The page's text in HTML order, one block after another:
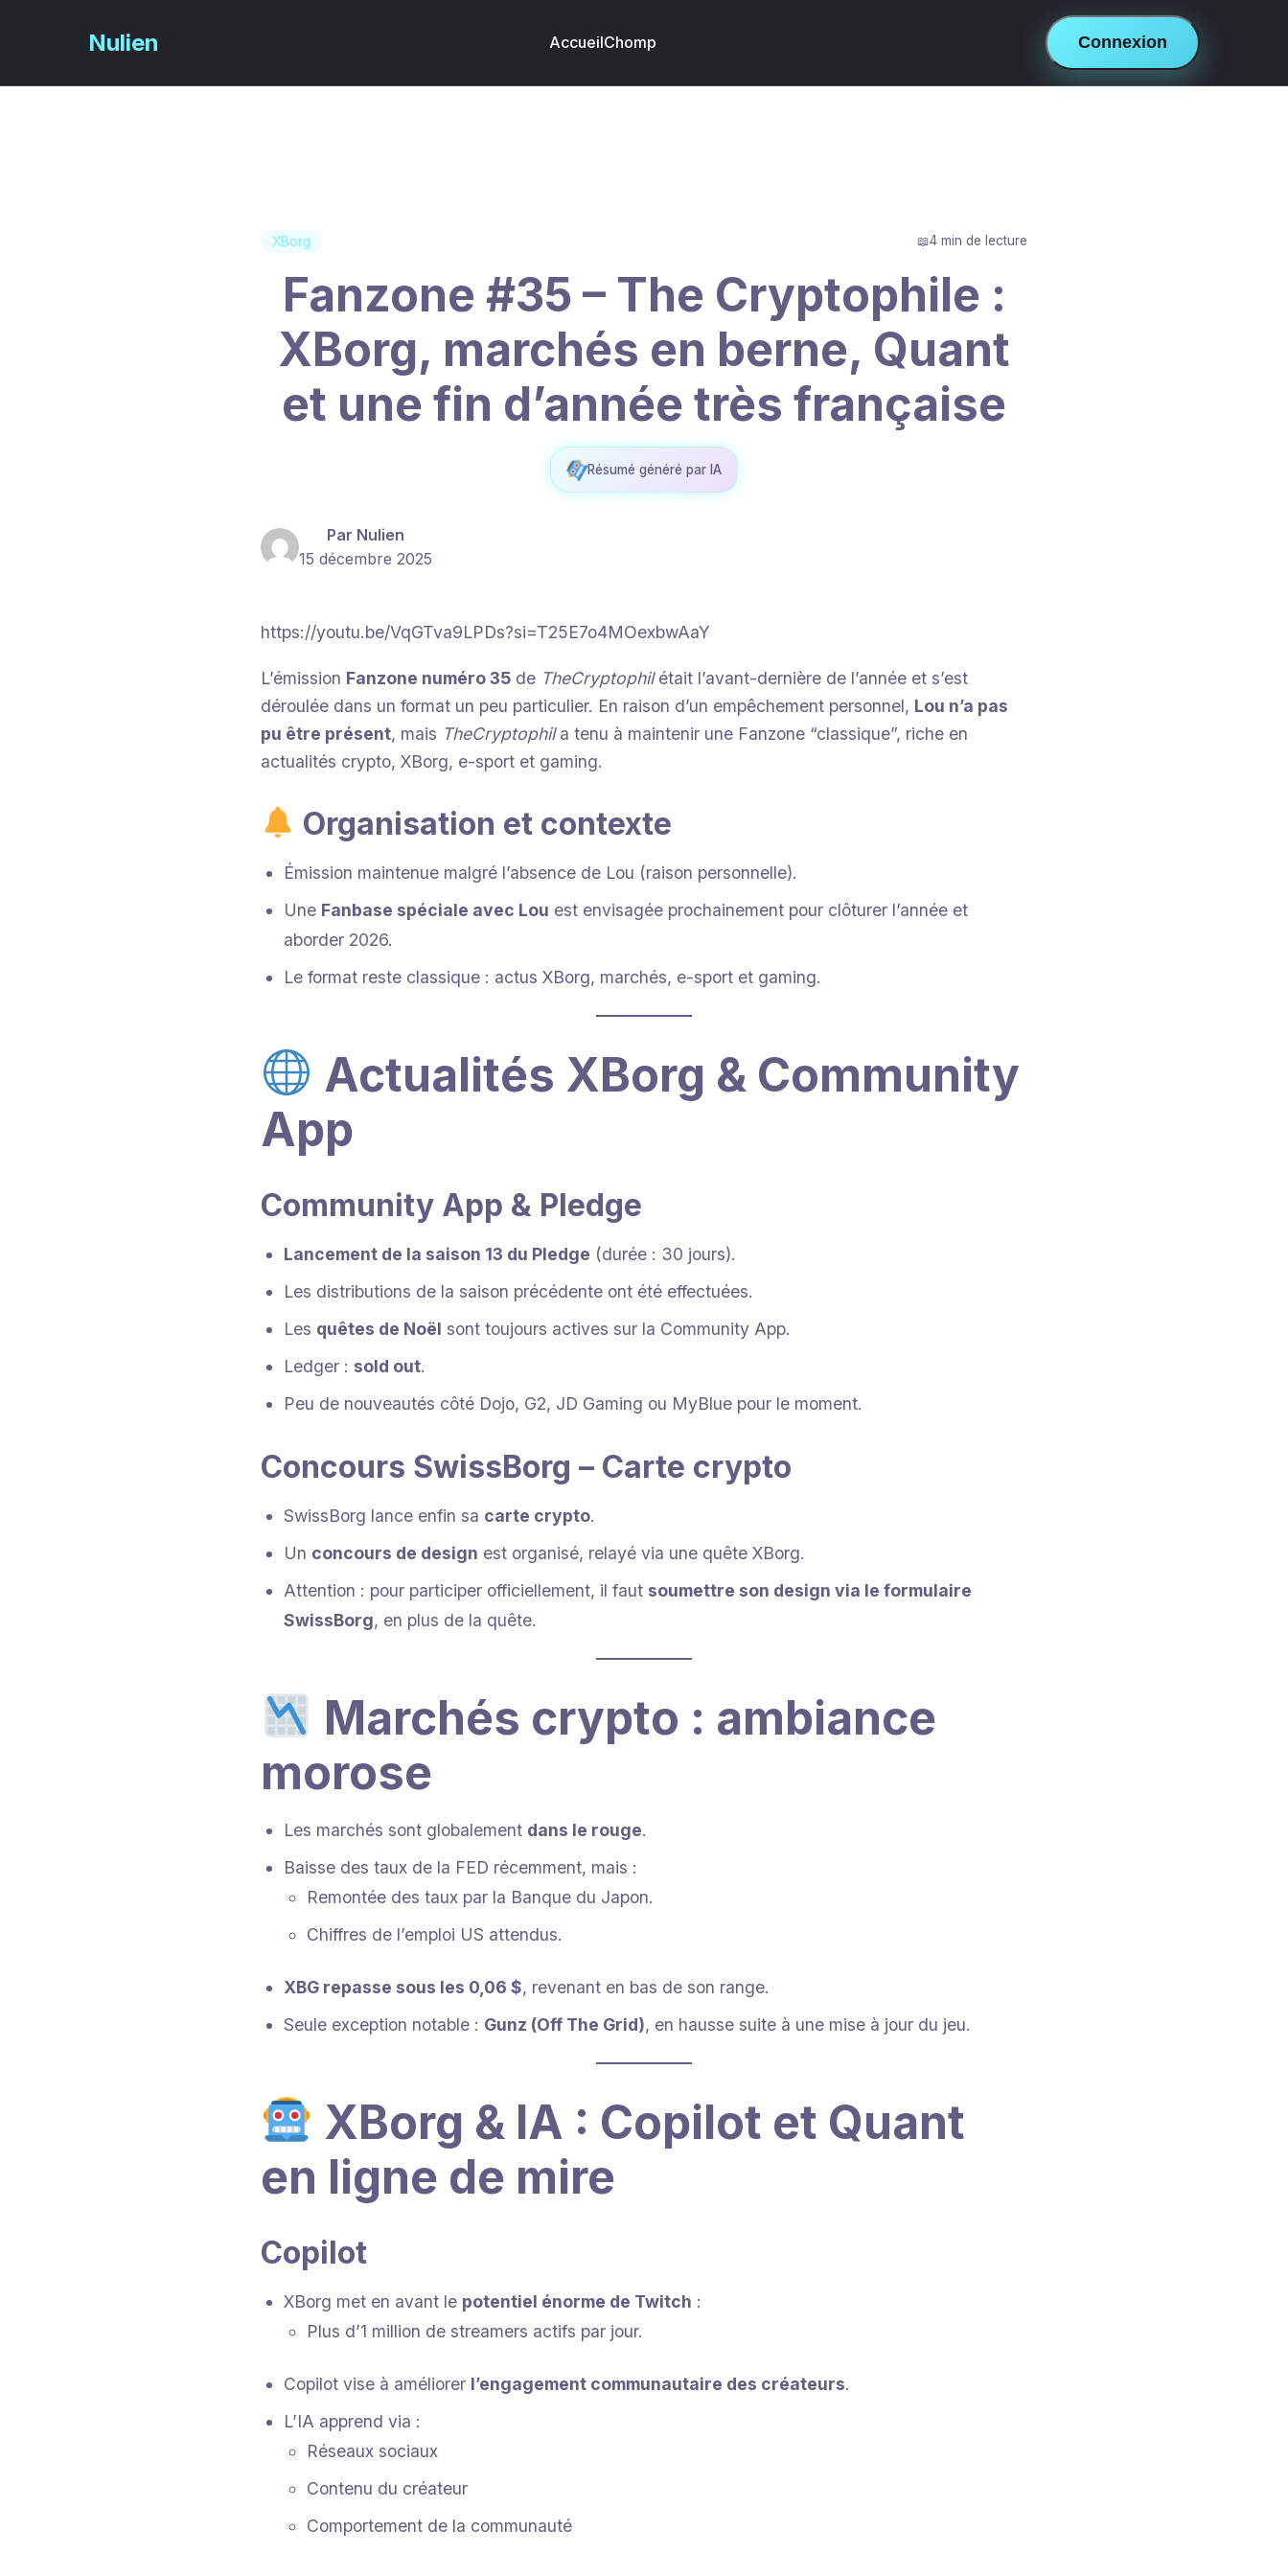
Nulien AccueilChomp Connexion
XBorg 4 min de lecture
Fanzone #35 – The Cryptophile :
XBorg, marchés en berne, Quant
et une fin d’année très française
Résumé généré par IA
Par Nulien
15 décembre 2025
https://youtu.be/VqGTva9LPDs?si=T25E7o4MOexbwAaY
L’émission Fanzone numéro 35 de TheCryptophilétait l’avant-dernière de l’année et s’est
déroulée dans un format un peu particulier. En raison d’un empêchement personnel, Lou n’a pas
pu être présent, mais TheCryptophila tenu à maintenir une Fanzone “classique”, riche en
actualités crypto, XBorg, e-sport et gaming.
Organisation et contexte
Émission maintenue malgré l’absence de Lou (raison personnelle).
Une Fanbase spéciale avec Lou est envisagée prochainement pour clôturer l’année et
aborder 2026.
Le format reste classique : actus XBorg, marchés, e-sport et gaming.
Actualités XBorg & Community
App
Community App & Pledge
Lancement de la saison 13 du Pledge (durée : 30 jours).
Les distributions de la saison précédente ont été effectuées.
Les quêtes de Noël sont toujours actives sur la Community App.
Ledger : sold out.
Peu de nouveautés côté Dojo, G2, JD Gaming ou MyBlue pour le moment.
Concours SwissBorg – Carte crypto
SwissBorg lance enfin sa carte crypto.
Un concours de design est organisé, relayé via une quête XBorg.
Attention : pour participer officiellement, il faut soumettre son design via le formulaire
SwissBorg, en plus de la quête.
Marchés crypto : ambiance
morose
Les marchés sont globalement dans le rouge.
Baisse des taux de la FED récemment, mais :
Remontée des taux par la Banque du Japon.
Chiffres de l’emploi US attendus.
XBG repasse sous les 0,06 $, revenant en bas de son range.
Seule exception notable : Gunz (Off The Grid), en hausse suite à une mise à jour du jeu.
XBorg & IA : Copilot et Quant
en ligne de mire
Copilot
XBorg met en avant le potentiel énorme de Twitch :
Plus d’1 million de streamers actifs par jour.
Copilot vise à améliorer l’engagement communautaire des créateurs.
L’IA apprend via :
Réseaux sociaux
Contenu du créateur
Comportement de la communauté